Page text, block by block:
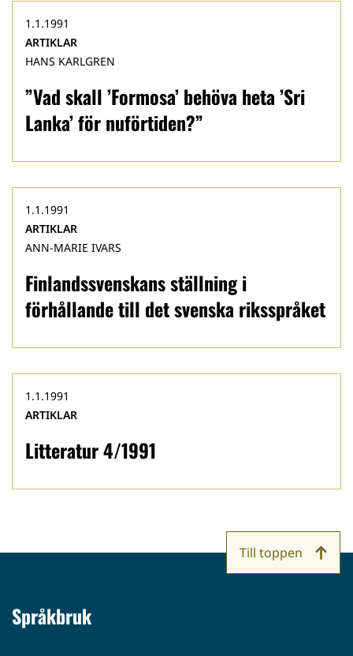
”Vad skall ’Formosa’ behöva heta ’Sri
Lanka’ för nuförtiden?”
1.1.1991
ARTIKLAR
HANS KARLGREN
Finlandssvenskans ställning i
förhållande till det svenska riksspråket
1.1.1991
ARTIKLAR
ANN-MARIE IVARS
Litteratur 4/1991
1.1.1991
ARTIKLAR
Språkbruk
Till toppen